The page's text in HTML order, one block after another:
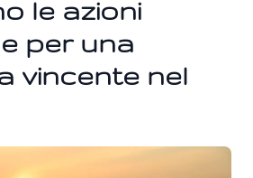
le azioni
per una
vincente nel